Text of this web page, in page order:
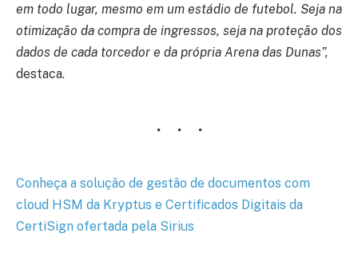
em todo lugar, mesmo em um estádio de futebol. Seja na
otimização da compra de ingressos, seja na proteção dos
dados de cada torcedor e da própria Arena das Dunas”,
destaca.
Conheça a solução de gestão de documentos com
cloud HSM da Kryptus e Certificados Digitais da
CertiSign ofertada pela Sirius